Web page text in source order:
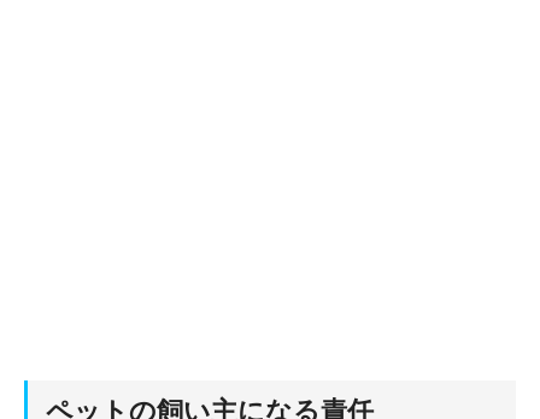
ペットの飼い主になる責任